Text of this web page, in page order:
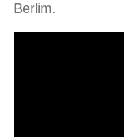
Berlim.